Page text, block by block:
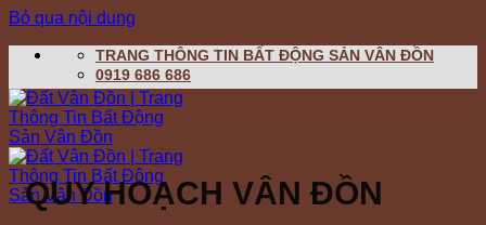
Bỏ qua nội dung
TRANG THÔNG TIN BẤT ĐỘNG SẢN VÂN ĐỒN
0919 686 686
QUY HOẠCH VÂN ĐỒN